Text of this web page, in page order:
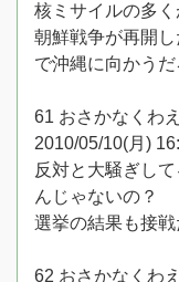
核ミサイルの多く
朝鮮戦争が再開
で沖縄に向かうだ
61 おさかなくわ
2010/05/10(月)
反対と大騒ぎし
んじゃないの？
選挙の結果も接戦
62 おさかなくわ